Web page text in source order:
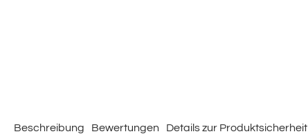
Beschreibung Bewertungen Details zur Produktsicherheit